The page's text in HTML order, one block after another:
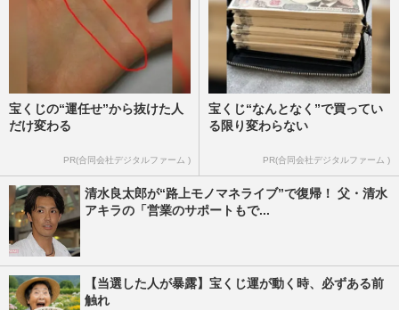
宝くじの“運任せ”から抜けた人
だけ変わる
PR(合同会社デジタルファーム )
宝くじ“なんとなく”で買ってい
る限り変わらない
PR(合同会社デジタルファーム )
清水良太郎が“路上モノマネライブ”で復帰！ 父・清水
アキラの「営業のサポートもで...
【当選した人が暴露】宝くじ運が動く時、必ずある前
触れ